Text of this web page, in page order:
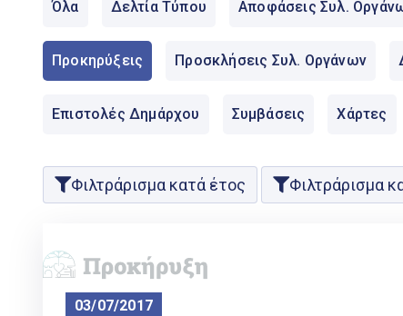
Όλα Δελτία Τύπου Αποφάσεις Συλ.
Προκηρύξεις Προσκλήσεις Συλ. Οργάνων
Επιστολές Δημάρχου Συμβάσεις Χάρτες
Φιλτράρισμα κατά έτος Φιλτράρισμα
03/07/2017